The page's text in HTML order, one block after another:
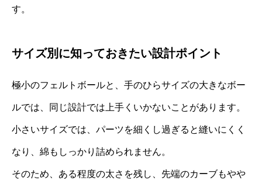
す。
サイズ別に知っておきたい設計ポイント
極小のフェルトボールと、手のひらサイズの大きなボー
ルでは、同じ設計では上手くいかないことがあります。
小さいサイズでは、パーツを細くし過ぎると縫いにくく
なり、綿もしっかり詰められません。
そのため、ある程度の太さを残し、先端のカーブもやや